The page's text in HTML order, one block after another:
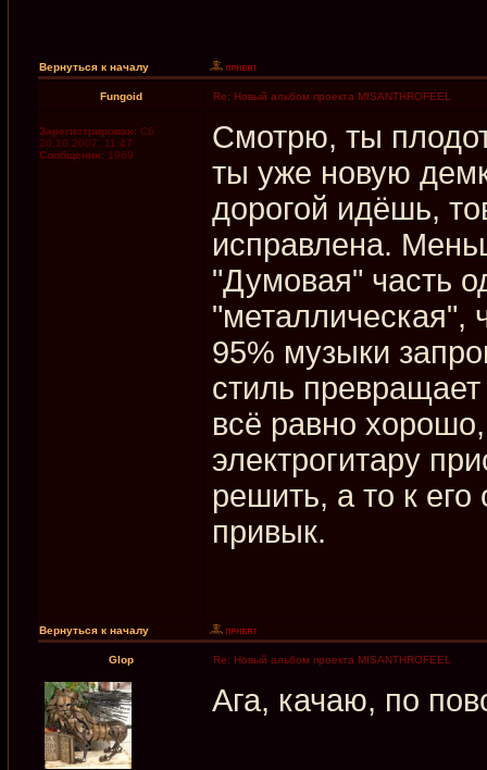
Вернуться к началу
Fungoid Re: Новый альбом проекта MISANTHROFEEL
Зарегистрирован: Сб
20.10.2007, 11:47
Сообщения: 1969
Смотрю, ты
ты уже новую
дорогой идёшь,
исправлена.
"Думовая" часть
"металлическая",
95% музыки
стиль
всё равно
электрогитару
решить, а то к его
привык.
Вернуться к началу
Glop Re: Новый альбом проекта MISANTHROFEEL
Ага, качаю, по